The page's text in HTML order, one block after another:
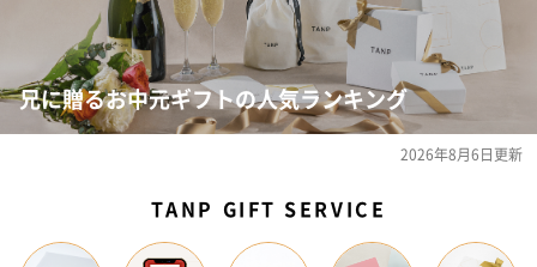
兄に贈るお中元ギフトの人気ランキング
2026年8月6日更新
TANP GIFT SERVICE